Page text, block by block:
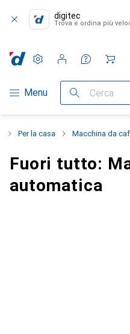
digitec
Trova e ordina più
Categoria Navigazione
Menu Cerca
Impostazioni
Conto cliente
Liste di confronto
Liste dei desideri
Carrello
Per la casa Macchina da
Fuori tutto:
automatica